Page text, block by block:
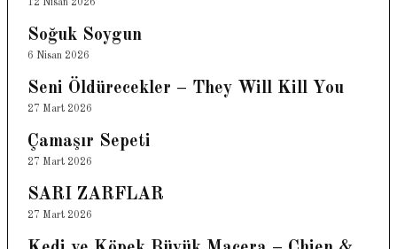
12 Nisan 2026
Soğuk Soygun
6 Nisan 2026
Seni Öldürecekler – They Will Kill You
27 Mart 2026
Çamaşır Sepeti
27 Mart 2026
SARI ZARFLAR
27 Mart 2026